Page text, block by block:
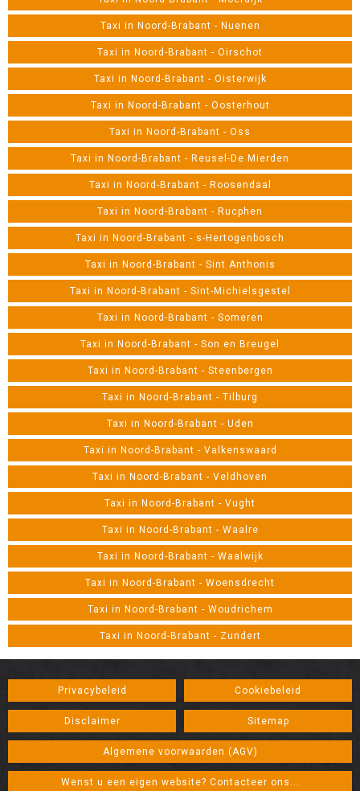
Taxi in Noord-Brabant - Nuenen
Taxi in Noord-Brabant - Oirschot
Taxi in Noord-Brabant - Oisterwijk
Taxi in Noord-Brabant - Oosterhout
Taxi in Noord-Brabant - Oss
Taxi in Noord-Brabant - Reusel-De Mierden
Taxi in Noord-Brabant - Roosendaal
Taxi in Noord-Brabant - Rucphen
Taxi in Noord-Brabant - s-Hertogenbosch
Taxi in Noord-Brabant - Sint Anthonis
Taxi in Noord-Brabant - Sint-Michielsgestel
Taxi in Noord-Brabant - Someren
Taxi in Noord-Brabant - Son en Breugel
Taxi in Noord-Brabant - Steenbergen
Taxi in Noord-Brabant - Tilburg
Taxi in Noord-Brabant - Uden
Taxi in Noord-Brabant - Valkenswaard
Taxi in Noord-Brabant - Veldhoven
Taxi in Noord-Brabant - Vught
Taxi in Noord-Brabant - Waalre
Taxi in Noord-Brabant - Waalwijk
Taxi in Noord-Brabant - Woensdrecht
Taxi in Noord-Brabant - Woudrichem
Taxi in Noord-Brabant - Zundert
Privacybeleid Cookiebeleid
Disclaimer Sitemap
Algemene voorwaarden (AGV)
Wenst u een eigen website? Contacteer ons...